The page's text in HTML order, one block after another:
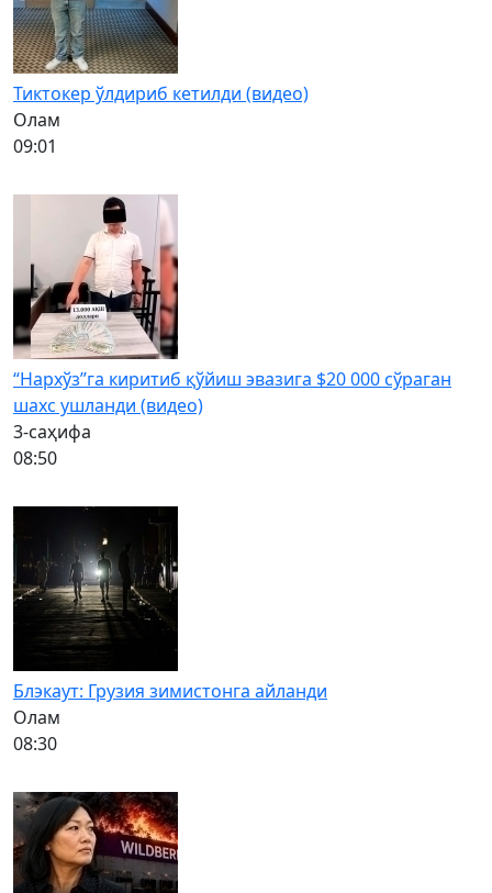
Тиктокер ўлдириб кетилди (видео)
Олам
09:01
“Нархўз”га киритиб қўйиш эвазига $20 000 сўраган
шахс ушланди (видео)
3-саҳифа
08:50
Блэкаут: Грузия зимистонга айланди
Олам
08:30